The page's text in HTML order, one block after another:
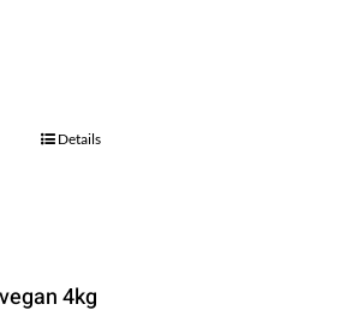
Details
4kg